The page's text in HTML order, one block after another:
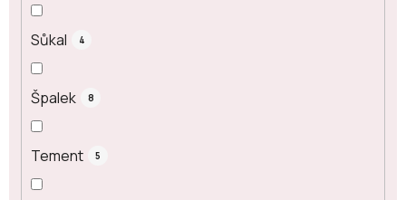
Sůkal 4
Špalek 8
Tement 5